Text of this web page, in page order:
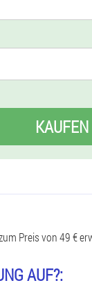
KAUFEN
Preis von 49 €
AUF?: